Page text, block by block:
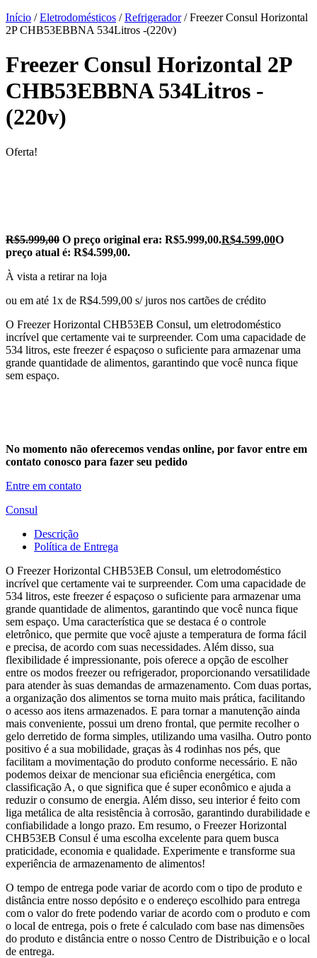
Início /Eletrodomésticos /Refrigerador/ Freezer Consul Horizontal
2P CHB53EBBNA 534Litros -(220v)
Freezer Consul Horizontal 2P
CHB53EBBNA 534Litros -
(220v)
Oferta!
R$5.999,00 O preço original era: R$5.999,00.R$4.599,00O
preço atual é: R$4.599,00.
À vista a retirar na loja
ou em até 1x de R$4.599,00 s/ juros nos cartões de crédito
O Freezer Horizontal CHB53EB Consul, um eletrodoméstico
incrível que certamente vai te surpreender. Com uma capacidade de
534 litros, este freezer é espaçoso o suficiente para armazenar uma
grande quantidade de alimentos, garantindo que você nunca fique
sem espaço.
No momento não oferecemos vendas online, por favor entre em
contato conosco para fazer seu pedido
Entre em contato
Consul
Descrição
Política de Entrega
O Freezer Horizontal CHB53EB Consul, um eletrodoméstico
incrível que certamente vai te surpreender. Com uma capacidade de
534 litros, este freezer é espaçoso o suficiente para armazenar uma
grande quantidade de alimentos, garantindo que você nunca fique
sem espaço. Uma característica que se destaca é o controle
eletrônico, que permite que você ajuste a temperatura de forma fácil
e precisa, de acordo com suas necessidades. Além disso, sua
flexibilidade é impressionante, pois oferece a opção de escolher
entre os modos freezer ou refrigerador, proporcionando versatilidade
para atender às suas demandas de armazenamento. Com duas portas,
a organização dos alimentos se torna muito mais prática, facilitando
o acesso aos itens armazenados. E para tornar a manutenção ainda
mais conveniente, possui um dreno frontal, que permite recolher o
gelo derretido de forma simples, utilizando uma vasilha. Outro ponto
positivo é a sua mobilidade, graças às 4 rodinhas nos pés, que
facilitam a movimentação do produto conforme necessário. E não
podemos deixar de mencionar sua eficiência energética, com
classificação A, o que significa que é super econômico e ajuda a
reduzir o consumo de energia. Além disso, seu interior é feito com
liga metálica de alta resistência à corrosão, garantindo durabilidade e
confiabilidade a longo prazo. Em resumo, o Freezer Horizontal
CHB53EB Consul é uma escolha excelente para quem busca
praticidade, economia e qualidade. Experimente e transforme sua
experiência de armazenamento de alimentos!
O tempo de entrega pode variar de acordo com o tipo de produto e
distância entre nosso depósito e o endereço escolhido para entrega
com o valor do frete podendo variar de acordo com o produto e com
o local de entrega, pois o frete é calculado com base nas dimensões
do produto e distância entre o nosso Centro de Distribuição e o local
de entrega.